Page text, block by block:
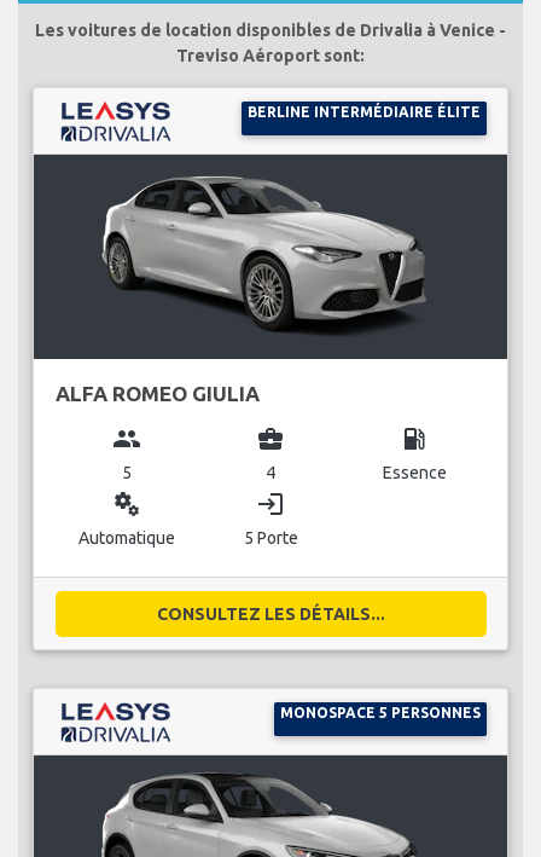
Les voitures de location disponibles de Drivalia à Venice -
Treviso Aéroport sont:
BERLINE INTERMÉDIAIRE ÉLITE
ALFA ROMEO GIULIA
group
5
business_center
4
local_gas_station
Essence
miscellaneous_services
Automatique
login
5 Porte
CONSULTEZ LES DÉTAILS...
MONOSPACE 5 PERSONNES